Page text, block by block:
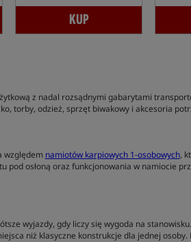
KUP
z nadal rozsądnymi gabarytami
torby, odzież, sprzęt biwakowy i akcesoria
względem namiotów karpiowych 1-osobowych,
osłoną oraz funkcjonowania w namiocie
wyjazdy, gdy liczy się wygoda na
niż klasyczne konstrukcje dla jednej